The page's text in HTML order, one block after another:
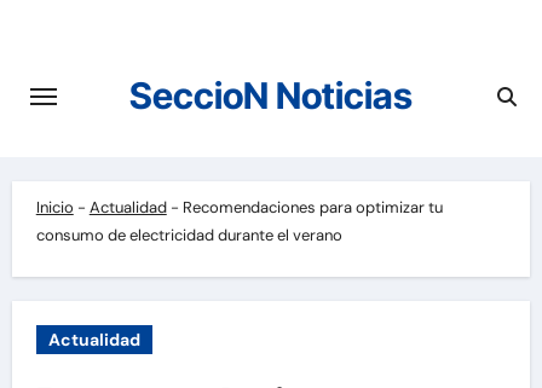
contenido
SeccioN Noticias
Inicio - Actualidad- Recomendaciones para optimizar tu
consumo de electricidad durante el verano
Actualidad